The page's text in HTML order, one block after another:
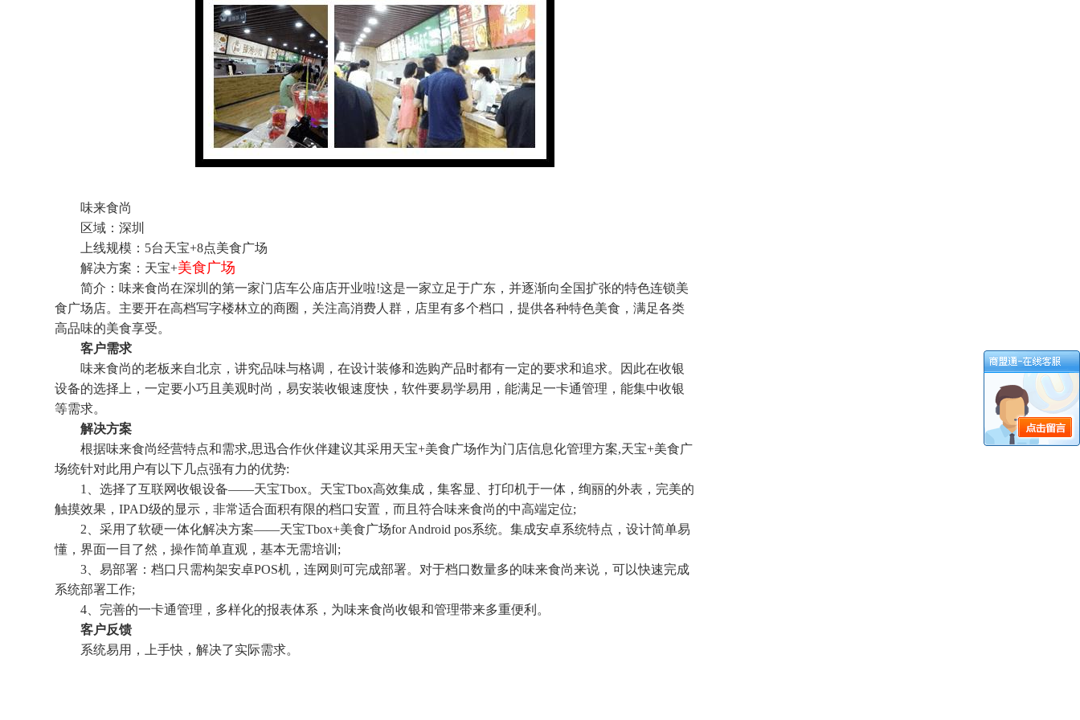
味来食尚
区域：深圳
上线规模：5台天宝+8点美食广场
解决方案：天宝+美食广场
简介：味来食尚在深圳的第一家门店车公庙店开业啦!这是一家立足于广东，并逐渐向全国扩张的特色连锁美
食广场店。主要开在高档写字楼林立的商圈，关注高消费人群，店里有多个档口，提供各种特色美食，满足各类
高品味的美食享受。
客户需求
味来食尚的老板来自北京，讲究品味与格调，在设计装修和选购产品时都有一定的要求和追求。因此在收银
设备的选择上，一定要小巧且美观时尚，易安装收银速度快，软件要易学易用，能满足一卡通管理，能集中收银
等需求。
解决方案
根据味来食尚经营特点和需求,思迅合作伙伴建议其采用天宝+美食广场作为门店信息化管理方案,天宝+美食广
场统针对此用户有以下几点强有力的优势:
1、选择了互联网收银设备——天宝Tbox。天宝Tbox高效集成，集客显、打印机于一体，绚丽的外表，完美的
触摸效果，IPAD级的显示，非常适合面积有限的档口安置，而且符合味来食尚的中高端定位;
2、采用了软硬一体化解决方案——天宝Tbox+美食广场for Android pos系统。集成安卓系统特点，设计简单易
懂，界面一目了然，操作简单直观，基本无需培训;
3、易部署：档口只需构架安卓POS机，连网则可完成部署。对于档口数量多的味来食尚来说，可以快速完成
系统部署工作;
4、完善的一卡通管理，多样化的报表体系，为味来食尚收银和管理带来多重便利。
客户反馈
系统易用，上手快，解决了实际需求。